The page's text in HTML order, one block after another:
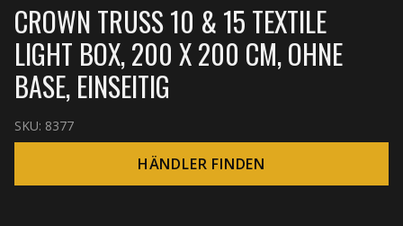
CROWN TRUSS 10 & 15 TEXTILE
LIGHT BOX, 200 X 200 CM, OHNE
BASE, EINSEITIG
SKU: 8377
HÄNDLER FINDEN